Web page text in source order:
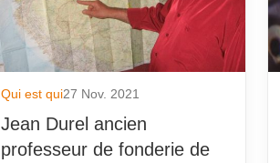
Qui est qui27 Nov. 2021
Jean Durel ancien
professeur de fonderie de